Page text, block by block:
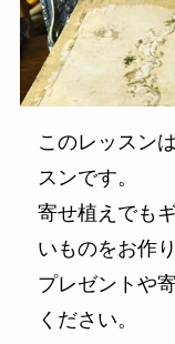
このレッスン
スンです。
寄せ植えでも
いものをお作
プレゼントや
ください。